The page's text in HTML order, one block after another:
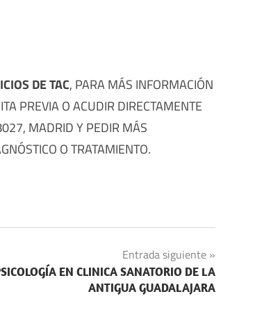
DE TAC, PARA MÁS INFORMACIÓN
PREVIA O ACUDIR DIRECTAMENTE
MADRID Y PEDIR MÁS
O TRATAMIENTO.
Entrada siguiente
EN CLINICA SANATORIO DE LA
ANTIGUA GUADALAJARA